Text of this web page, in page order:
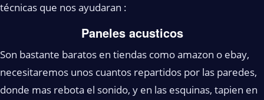
técnicas que nos ayudaran :
Paneles acusticos
Son bastante baratos en tiendas como amazon o ebay,
necesitaremos unos cuantos repartidos por las paredes,
donde mas rebota el sonido, y en las esquinas, tapien en